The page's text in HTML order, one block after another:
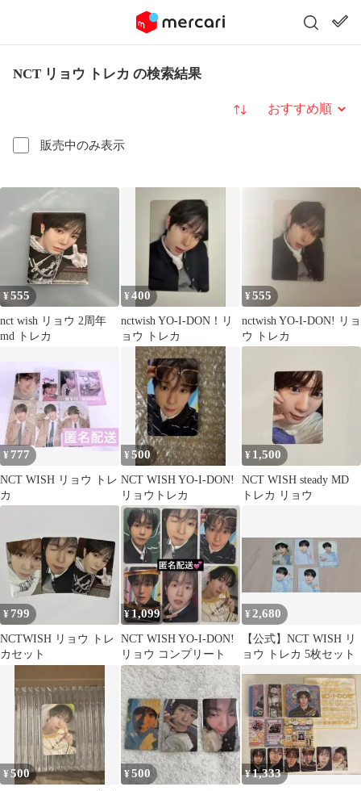
NCT リョウ トレカ の検索結果
販売中のみ表示
並び替え
¥555
nct wish リョウ 2周年
md トレカ
¥400
nctwish YO-I-DON！リ
ョウ トレカ
¥555
nctwish YO-I-DON! リョ
ウ トレカ
¥ 777
NCT WISH リョウ トレ
カ
¥500
NCT WISH YO-I-DON!
リョウトレカ
¥ 1,500
NCT WISH steady MD
トレカ リョウ
¥ 799
NCTWISH リョウ トレ
カセット
¥1,099
NCT WISH YO-I-DON!
リョウ コンプリート
¥2,680
【公式】NCT WISH リ
ョウ トレカ 5枚セット
¥500 ¥500 ¥1,333